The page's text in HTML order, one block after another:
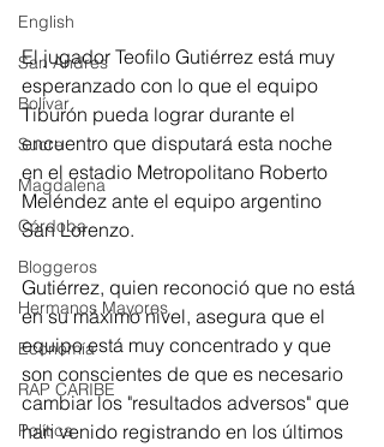
English
San Andres
Bolívar
Sucre
Magdalena
Córdoba
Bloggeros
Hermanos Mayores
Economía
RAP CARIBE
Política
El jugador Teofilo Gutiérrez está muy
esperanzado con lo que el equipo
Tiburón pueda lograr durante el
encuentro que disputará esta noche
en el estadio Metropolitano Roberto
Meléndez ante el equipo argentino
San Lorenzo.
Gutiérrez, quien reconoció que no está
en su máximo nivel, asegura que el
equipo está muy concentrado y que
son conscientes de que es necesario
cambiar los "resultados adversos" que
han venido registrando en los últimos